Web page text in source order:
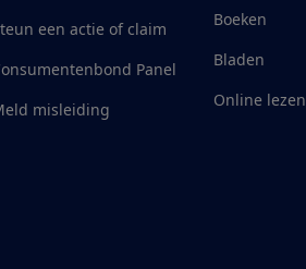
een actie of claim
Panel
misleiding
Boeken
Bladen
Online lezen